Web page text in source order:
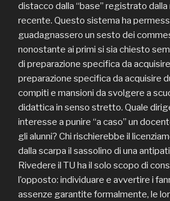
distacco dalla “base” registrato
recente. Questo sistema ha
guadagnassero un sesto dei
nonostante ai primi si sia chiesto
di preparazione specifica da
preparazione specifica da acquisire
compiti e mansioni da svolgere a
didattica in senso stretto. Quale
interesse a punire “a caso” un
gli alunni? Chi rischierebbe il
dalla scarpa il sassolino di una
Rivedere il TU ha il solo scopo di
l’opposto: individuare e avvertire i
assenze garantite formalmente, le